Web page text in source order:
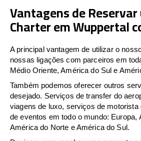
Vantagens de
Charter em Wuppertal
A principal vantagem de utilizar o
nossas ligações com parceiros em
Médio Oriente, América do Sul e
Também podemos oferecer outros
desejado. Serviços de transfer do
viagens de luxo, serviços de
de eventos em todo o mundo: Europa,
América do Norte e América do Sul.